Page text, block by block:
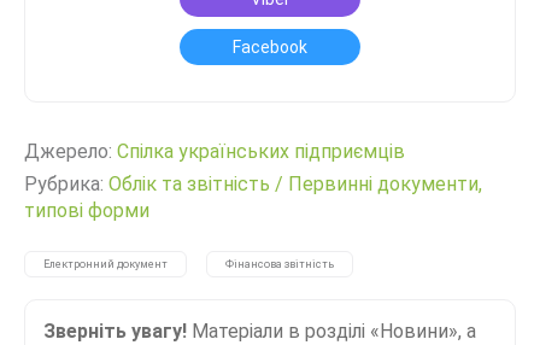
Facebook
Джерело: Спілка українських підприємців
Рубрика: Облік та звітність / Первинні документи,
типові форми
Електронний документ Фінансова звітність
Зверніть увагу! Матеріали в розділі «Новини», а